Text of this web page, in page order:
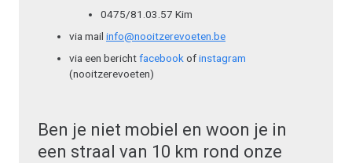
0475/81.03.57 Kim
via mail info@nooitzerevoeten.be
via een berichtfacebook ofinstagram
(nooitzerevoeten)
Ben je niet mobiel en woon je in
een straal van 10 km rond onze